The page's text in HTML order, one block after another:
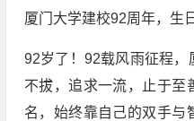
厦门大学建校92周年，生
92岁了！92载风雨征程
不拔，追求一流，止于至
名，始终靠自己的双手与